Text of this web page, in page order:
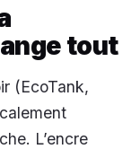
tout
(EcoTank,
L’encre